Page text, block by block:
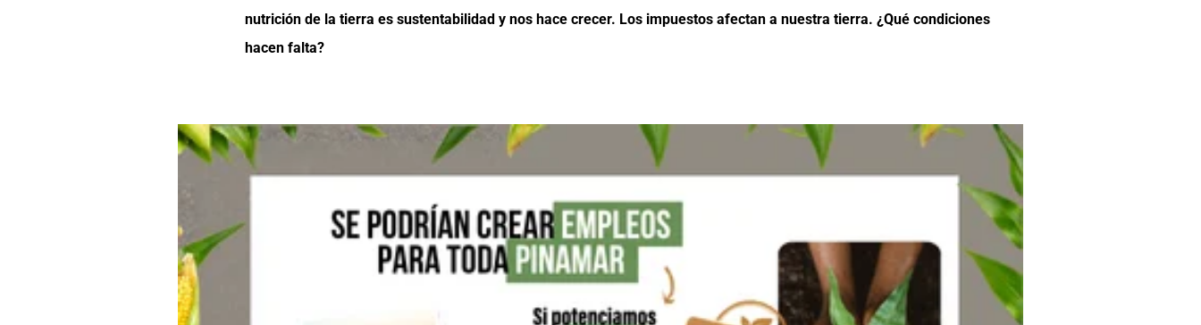
nutrición de la tierra es sustentabilidad y nos hace crecer. Los impuestos afectan a nuestra tierra. ¿Qué condiciones
hacen falta?